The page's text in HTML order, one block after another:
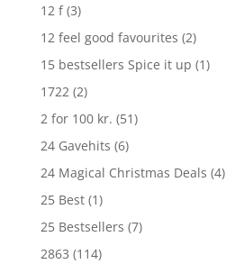
12 f (3)
12 feel good favourites (2)
15 bestsellers Spice it up (1)
1722 (2)
2 for 100 kr. (51)
24 Gavehits (6)
24 Magical Christmas Deals (4)
25 Best (1)
25 Bestsellers (7)
2863 (114)